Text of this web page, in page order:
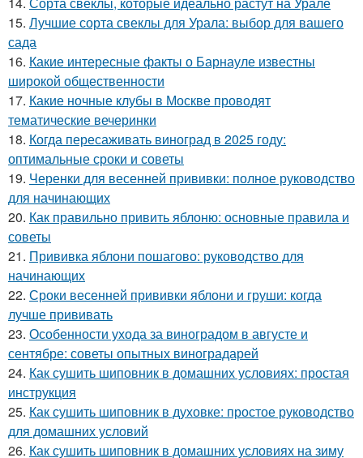
15. Лучшие сорта свеклы для Урала: выбор для вашего
сада
16. Какие интересные факты о Барнауле известны
широкой общественности
17. Какие ночные клубы в Москве проводят
тематические вечеринки
18. Когда пересаживать виноград в 2025 году:
оптимальные сроки и советы
19. Черенки для весенней прививки: полное руководство
для начинающих
20. Как правильно привить яблоню: основные правила и
советы
21. Прививка яблони пошагово: руководство для
начинающих
22. Сроки весенней прививки яблони и груши: когда
лучше прививать
23. Особенности ухода за виноградом в августе и
сентябре: советы опытных виноградарей
24. Как сушить шиповник в домашних условиях: простая
инструкция
25. Как сушить шиповник в духовке: простое руководство
для домашних условий
26. Как сушить шиповник в домашних условиях на зиму